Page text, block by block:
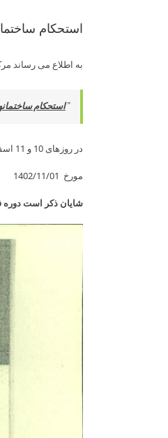
Image
استحکام
به اطلاع می­ رساند
”استحکام
در روزهای 10 و 11 اسفند ماه 1402 اقدام نماید. متقاضیان می توانند جهت کسب اطلاعات بیشتر به نامه شماره 1789/214/24
مورخ 1402/11/01
شایان ذکر است دوره